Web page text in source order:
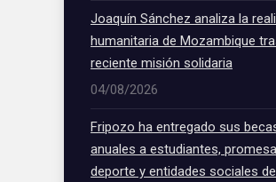
Joaquín Sánchez analiza la
humanitaria de Mozambique
reciente misión solidaria
04/08/2026
Fripozo ha entregado sus
anuales a estudiantes,
deporte y entidades sociales